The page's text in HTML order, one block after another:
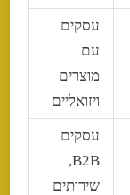
עסקים
עם
מוצרים
ויזואליים
עסקים
B2B,
שירותים